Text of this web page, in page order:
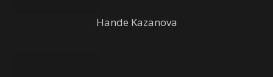
Hande Kazanova